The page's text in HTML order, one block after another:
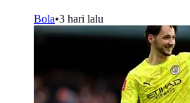
Bola•3 hari lalu